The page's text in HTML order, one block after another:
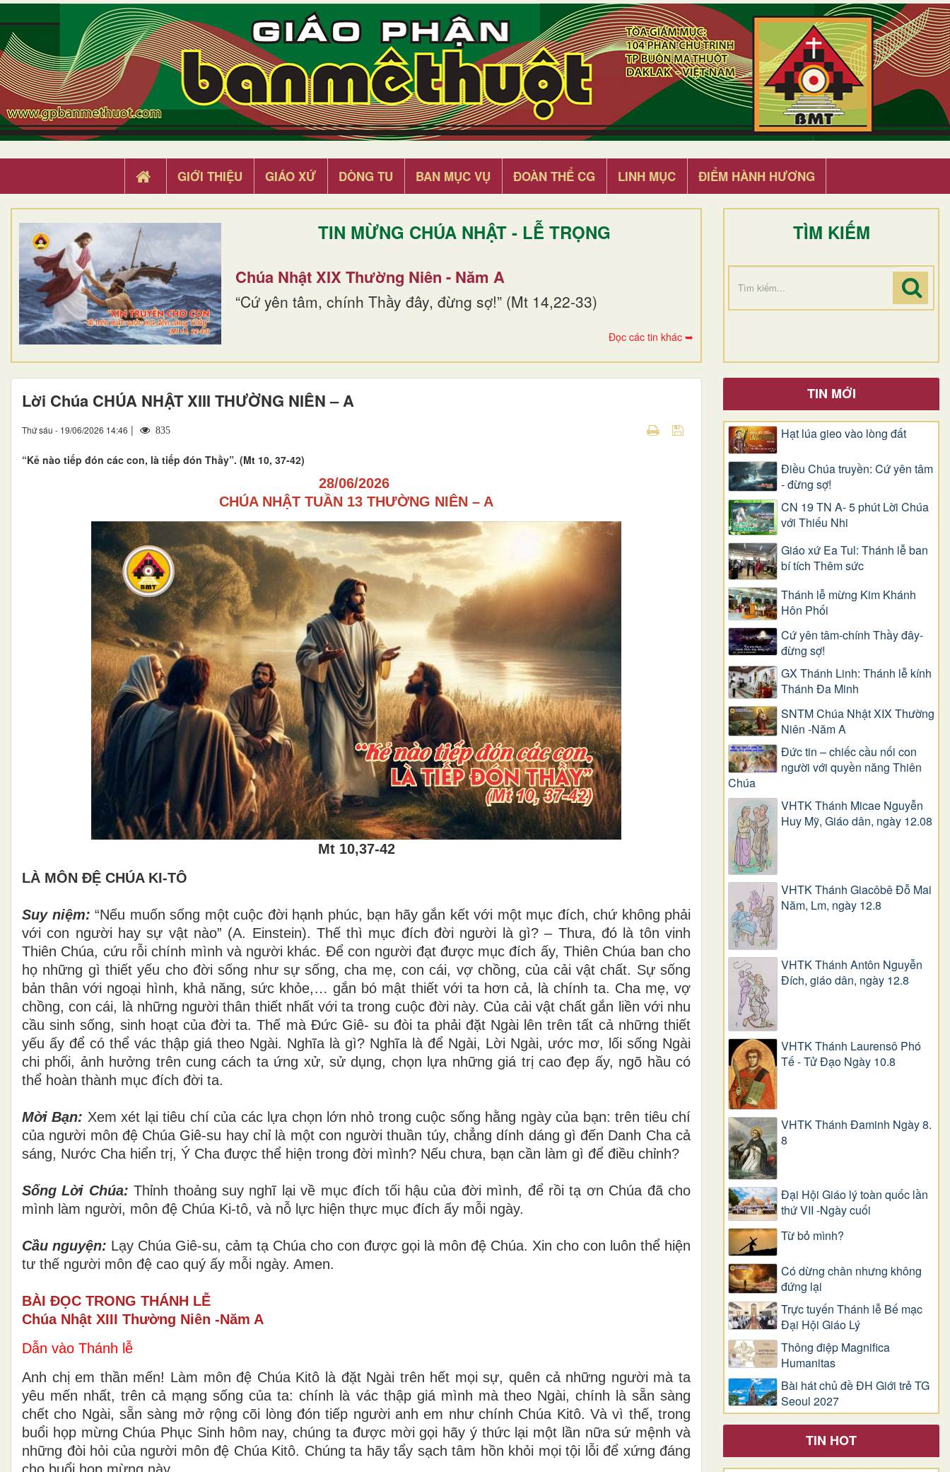
GIỚI THIỆU GIÁO XỨ DÒNG TU BAN MỤC VỤ ĐOÀN THỂ CG LINH MỤC ĐIỂM HÀNH HƯƠNG
TIN MỪNG CHÚA NHẬT - LỄ TRỌNG
Chúa Nhật XIX Thường Niên - Năm A
“Cứ yên tâm, chính Thầy đây, đừng sợ!” (Mt 14,22-33)
Đọc các tin khác ➥
TÌM KIẾM
Lời Chúa CHÚA NHẬT XIII THƯỜNG NIÊN – A
Thứ sáu - 19/06/2026 14:46 | 835
“Kẻ nào tiếp đón các con, là tiếp đón Thầy”. (Mt 10, 37-42)
28/06/2026
CHÚA NHẬT TUẦN 13 THƯỜNG NIÊN – A
Mt 10,37-42
LÀ MÔN ĐỆ CHÚA KI-TÔ
Suy niệm: “Nếu muốn sống một cuộc đời hạnh phúc, bạn hãy gắn kết với một mục đích, chứ không phải
với con người hay sự vật nào” (A. Einstein). Thế thì mục đích đời người là gì? – Thưa, đó là tôn vinh
Thiên Chúa, cứu rỗi chính mình và người khác. Để con người đạt được mục đích ấy, Thiên Chúa ban cho
họ những gì thiết yếu cho đời sống như sự sống, cha mẹ, con cái, vợ chồng, của cải vật chất. Sự sống
bản thân với ngoại hình, khả năng, sức khỏe,… gắn bó mật thiết với ta hơn cả, là chính ta. Cha mẹ, vợ
chồng, con cái, là những người thân thiết nhất với ta trong cuộc đời này. Của cải vật chất gắn liền với nhu
cầu sinh sống, sinh hoạt của đời ta. Thế mà Đức Giê- su đòi ta phải đặt Ngài lên trên tất cả những thiết
yếu ấy để có thể vác thập giá theo Ngài. Nghĩa là gì? Nghĩa là để Ngài, Lời Ngài, ước mơ, lối sống Ngài
chi phối, ảnh hưởng trên cung cách ta ứng xử, sử dụng, chọn lựa những giá trị cao đẹp ấy, ngõ hầu có
thể hoàn thành mục đích đời ta.
Mời Bạn: Xem xét lại tiêu chí của các lựa chọn lớn nhỏ trong cuộc sống hằng ngày của bạn: trên tiêu chí
của người môn đệ Chúa Giê-su hay chỉ là một con người thuần túy, chẳng dính dáng gì đến Danh Cha cả
sáng, Nước Cha hiển trị, Ý Cha được thể hiện trong đời mình? Nếu chưa, bạn cần làm gì để điều chỉnh?
Sống Lời Chúa:Thỉnh thoảng suy nghĩ lại về mục đích tối hậu của đời mình, để rồi tạ ơn Chúa đã cho
mình làm người, môn đệ Chúa Ki-tô, và nỗ lực hiện thực mục đích ấy mỗi ngày.
Cầu nguyện: Lạy Chúa Giê-su, cảm tạ Chúa cho con được gọi là môn đệ Chúa. Xin cho con luôn thể hiện
tư thế người môn đệ cao quý ấy mỗi ngày. Amen.
BÀI ĐỌC TRONG THÁNH LỄ
Chúa Nhật XIII Thường Niên -Năm A
Dẫn vào Thánh lễ
Anh chị em thần mến! Làm môn đệ Chúa Kitô là đặt Ngài trên hết mọi sự, quên cả những người mà ta
yêu mến nhất, trên cả mạng sống của ta: chính là vác thập giá mình mà theo Ngài, chính là sẵn sàng
chết cho Ngài, sẵn sàng mở rộng cõi lòng đón tiếp người anh em như chính Chúa Kitô. Và vì thế, trong
buổi họp mừng Chúa Phục Sinh hôm nay, chúng ta được mời gọi hãy ý thức lại một lần nữa sứ mệnh và
những đòi hỏi của người môn đệ Chúa Kitô. Chúng ta hãy tẩy sạch tâm hồn khỏi mọi tội lỗi để xứng đáng
cho buổi họp mừng này.
TIN MỚI
Hạt lúa gieo vào lòng đất
Điều Chúa truyền: Cứ yên tâm
- đừng sợ!
CN 19 TN A- 5 phút Lời Chúa
với Thiếu Nhi
Giáo xứ Ea Tul: Thánh lễ ban
bí tích Thêm sức
Thánh lễ mừng Kim Khánh
Hôn Phối
Cứ yên tâm-chính Thầy đây-
đừng sợ!
GX Thánh Linh: Thánh lễ kính
Thánh Đa Minh
SNTM Chúa Nhật XIX Thường
Niên -Năm A
Đức tin – chiếc cầu nối con
người với quyền năng Thiên
Chúa
VHTK Thánh Micae Nguyễn
Huy Mỹ, Giáo dân, ngày 12.08
VHTK Thánh Giacôbê Ðỗ Mai
Năm, Lm, ngày 12.8
VHTK Thánh Antôn Nguyễn
Ðích, giáo dân, ngày 12.8
VHTK Thánh Laurensô Phó
Tế - Tử Đạo Ngày 10.8
VHTK Thánh Đaminh Ngày 8.
8
Đại Hội Giáo lý toàn quốc lần
thứ VII -Ngày cuối
Từ bỏ mình?
Có dừng chân nhưng không
đứng lại
Trực tuyến Thánh lễ Bế mạc
Đại Hội Giáo Lý
Thông điệp Magnifica
Humanitas
Bài hát chủ đề ĐH Giới trẻ TG
Seoul 2027
TIN HOT